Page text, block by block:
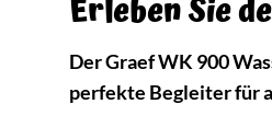
Erleben Sie
Der Graef WK 900
perfekte Begleiter für